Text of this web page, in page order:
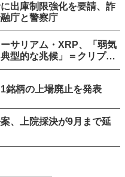
出庫制限強化を要請、詐
庁と警察庁
サリアム・XRP、「弱気
型的な兆候」＝クリプト
銘柄の上場廃止を発表
、上院採決が9月まで延